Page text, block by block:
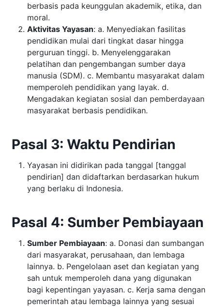
berbasis pada keunggulan akademik, etika, dan
moral.
Aktivitas Yayasan: a. Menyediakan fasilitas
pendidikan mulai dari tingkat dasar hingga
perguruan tinggi. b. Menyelenggarakan
pelatihan dan pengembangan sumber daya
manusia (SDM). c. Membantu masyarakat dalam
memperoleh pendidikan yang layak. d.
Mengadakan kegiatan sosial dan pemberdayaan
masyarakat berbasis pendidikan.
Pasal 3: Waktu Pendirian
Yayasan ini didirikan pada tanggal [tanggal
pendirian] dan didaftarkan berdasarkan hukum
yang berlaku di Indonesia.
Pasal 4: Sumber Pembiayaan
Sumber Pembiayaan: a. Donasi dan sumbangan
dari masyarakat, perusahaan, dan lembaga
lainnya. b. Pengelolaan aset dan kegiatan yang
sah untuk memperoleh dana yang digunakan
bagi kepentingan yayasan. c. Kerja sama dengan
pemerintah atau lembaga lainnya yang sesuai